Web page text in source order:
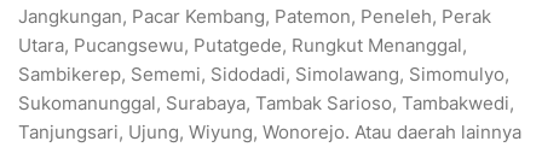
Jangkungan, Pacar Kembang, Patemon, Peneleh, Perak
Utara, Pucangsewu, Putatgede, Rungkut Menanggal,
Sambikerep, Sememi, Sidodadi, Simolawang, Simomulyo,
Sukomanunggal, Surabaya, Tambak Sarioso, Tambakwedi,
Tanjungsari, Ujung, Wiyung, Wonorejo. Atau daerah lainnya